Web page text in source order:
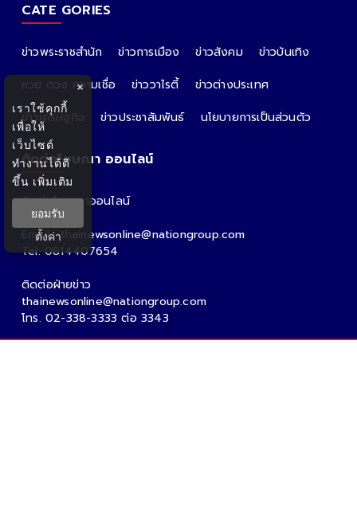
CATE GORIES
ข่าวพระราชสำนัก ข่าวการเมือง ข่าวสังคม
ข่าวบันเทิง
หวย ดวง ความเชื่อ
ข่าววาไรตี้
ข่าวต่างประเทศ
ข่าวเศรษฐกิจ
ข่าวประชาสัมพันธ์ นโยบายการเป็นส่วนตัว
ติดต่อโฆษณา ออนไลน์
ติดต่อโฆษณาออนไลน์
คุณอ้อ
Email : thainewsonline@nationgroup.com
Tel: 0814407654
ติดต่อฝ่ายข่าว
thainewsonline@nationgroup.com
โทร. 02-338-3333 ต่อ 3343
×
เราใช้คุกกี้
เพื่อให้
เว็บไซต์
ทำงานได้ดี
ขึ้น เพิ่มเติม
ยอมรับ
ตั้งค่า